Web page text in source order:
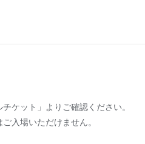
ケット」よりご確認ください。
入場いただけません。